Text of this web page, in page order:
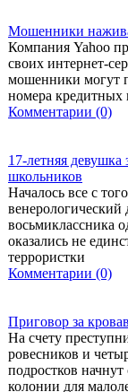
Мошенники
Компания Yahoo
своих интернет-
мошенники могут
номера кредитных
Комментарии (0)
17-летняя девушка
школьников
Началось все с
венерологический
восьмиклассника
оказались не
террористки
Комментарии (0)
Приговор за
На счету
ровесников и
подростков
колонии для